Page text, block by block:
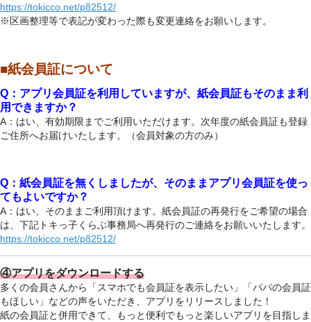
https://tokicco.net/p82512/
※区画整理等で表記が変わった際も変更連絡をお願いします。
■紙会員証について
Q：アプリ会員証を利用していますが、紙会員証もそのまま利
用できますか？
A：はい、有効期限までご利用いただけます。次年度の紙会員証も登録
ご住所へお届けいたします。（会員対象の方のみ）
Q：紙会員証を無くしましたが、そのままアプリ会員証を使っ
てもよいですか？
A：はい、そのままご利用頂けます。紙会員証の再発行をご希望の場合
は、下記トキっ子くらぶ事務局へ再発行のご連絡をお願いいたします。
https://tokicco.net/p82512/
④アプリをダウンロードする
多くの会員さんから「スマホでも会員証を表示したい」「パパの会員証
もほしい」などの声をいただき、アプリをリリースしました！
紙の会員証と併用できて、もっと便利でもっと楽しいアプリを目指しま